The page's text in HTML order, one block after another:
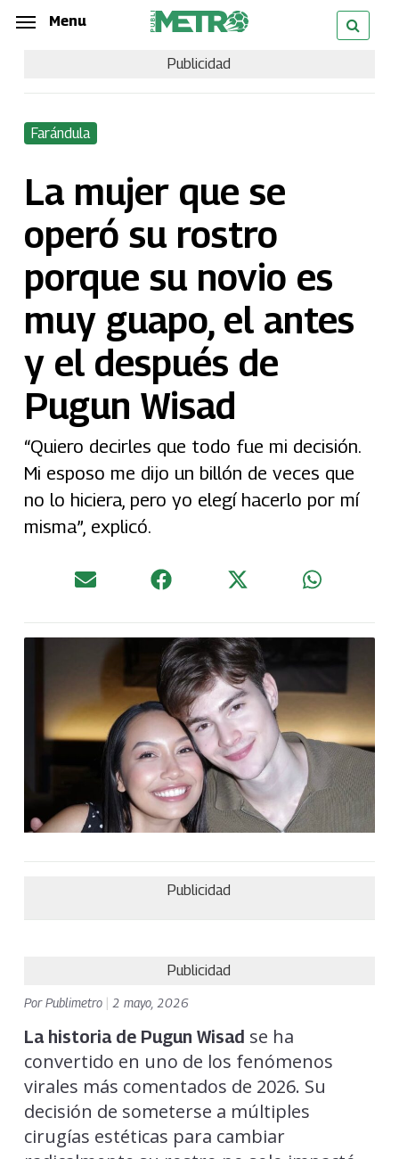
Skip
content
Menu
Publicidad
Farándula
La mujer que se
operó su rostro
porque su novio es
muy guapo, el antes
y el después de
Pugun Wisad
“Quiero decirles que todo fue mi decisión.
Mi esposo me dijo un billón de veces que
no lo hiciera, pero yo elegí hacerlo por mí
misma”, explicó.
Publicidad
Publicidad
PorPublimetro 2 mayo, 2026
La historia de Pugun Wisad se ha
convertido en uno de los fenómenos
virales más comentados de 2026. Su
decisión de someterse a múltiples
cirugías estéticas para cambiar
Menu